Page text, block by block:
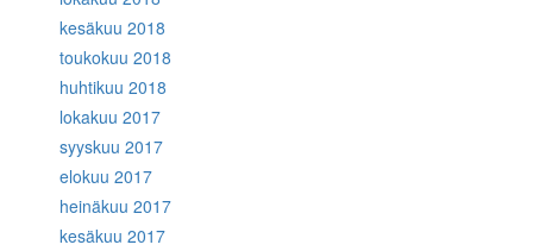
kesäkuu 2018
toukokuu 2018
huhtikuu 2018
lokakuu 2017
syyskuu 2017
elokuu 2017
heinäkuu 2017
kesäkuu 2017